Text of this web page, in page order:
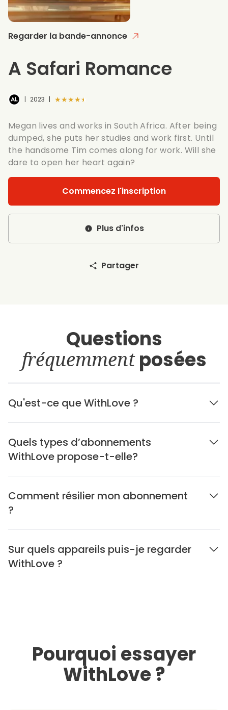
Regarder la bande-annonce
A Safari Romance
| 2023 | ★★★★★
Megan lives and works in South Africa. After being
dumped, she puts her studies and work first. Until
the handsome Tim comes along for work. Will she
dare to open her heart again?
Commencez l'inscription
Plus d'infos
Partager
Questions
fréquemmentposées
Qu'est-ce que WithLove ?
Quels types d’abonnements
WithLove propose-t-elle?
Comment résilier mon abonnement
?
Sur quels appareils puis-je regarder
WithLove ?
Pourquoi essayer
WithLove ?